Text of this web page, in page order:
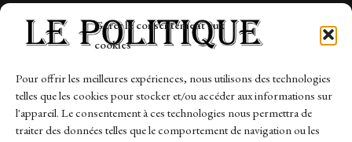
Gérer le consentement aux
cookies
Pour offrir les meilleures expériences, nous utilisons des technologies
telles que les cookies pour stocker et/ou accéder aux informations sur
l'appareil. Le consentement à ces technologies nous permettra de
traiter des données telles que le comportement de navigation ou les
Links